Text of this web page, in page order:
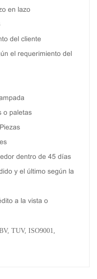
en lazo
del cliente
el requerimiento del
o paletas
dentro de 45 días
y el último según la
a la vista o
TUV, ISO9001,